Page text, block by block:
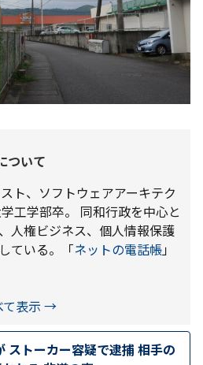
ついて
ト、ソフトウェアアーキテク
工学部卒。 同和行政を中心と
人権ビジネス、個人情報保護
ている。「ネットの電話帳」
表示 →
ストーカー容疑で逮捕 相手の